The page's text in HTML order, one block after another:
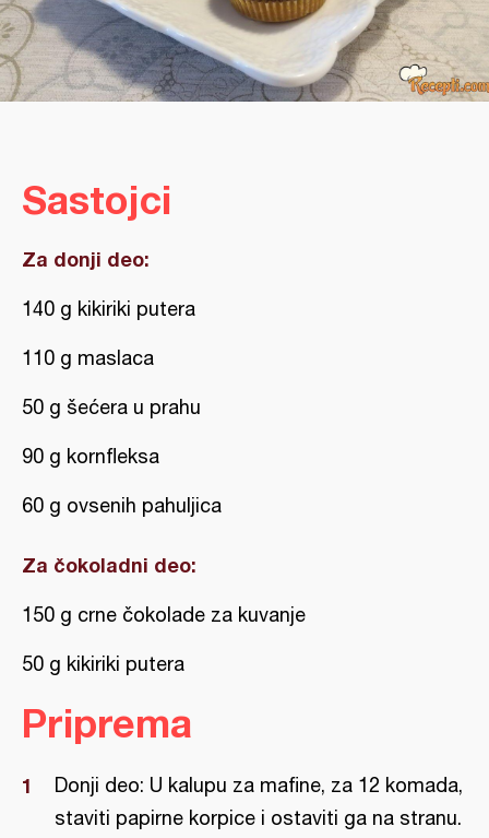
Sastojci
Za donji deo:
140 g kikiriki putera
110 g maslaca
50 g šećera u prahu
90 g kornfleksa
60 g ovsenih pahuljica
Za čokoladni deo:
150 g crne čokolade za kuvanje
50 g kikiriki putera
Priprema
Donji deo: U kalupu za mafine, za 12 komada,
staviti papirne korpice i ostaviti ga na stranu.